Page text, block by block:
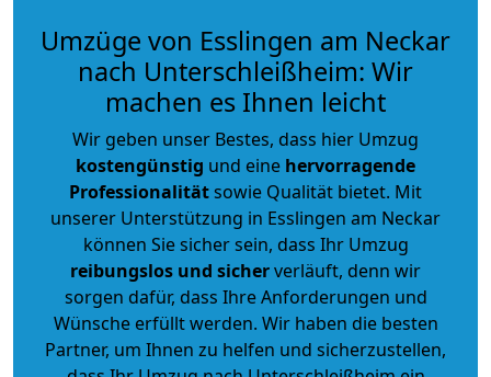
Umzüge von Esslingen am Neckar
nach Unterschleißheim: Wir
machen es Ihnen leicht
Wir geben unser Bestes, dass hier Umzug
kostengünstig und eine hervorragende
Professionalitätsowie Qualität bietet. Mit
unserer Unterstützung in Esslingen am Neckar
können Sie sicher sein, dass Ihr Umzug
reibungslos und sicherverläuft, denn wir
sorgen dafür, dass Ihre Anforderungen und
Wünsche erfüllt werden. Wir haben die besten
Partner, um Ihnen zu helfen und sicherzustellen,